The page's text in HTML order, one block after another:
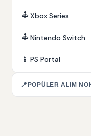
🕹️ Xbox Series
🕹️ Nintendo Switch
📱 PS Portal
📍 POPÜLER ALIM